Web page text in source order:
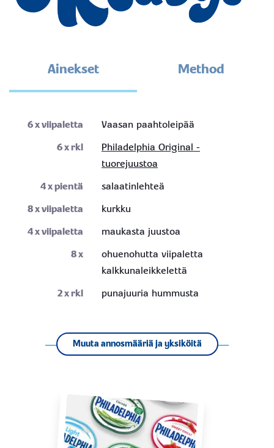
Ainekset Method
6x viipaletta
Vaasan paahtoleipää
6x rkl
Philadelphia Original -
tuorejuustoa
4x pientä
salaatinlehteä
8x viipaletta
kurkku
4x viipaletta
maukasta juustoa
8x
ohuenohutta viipaletta
kalkkunaleikkelettä
2x rkl punajuuria hummusta
Muuta annosmääriä ja yksiköitä